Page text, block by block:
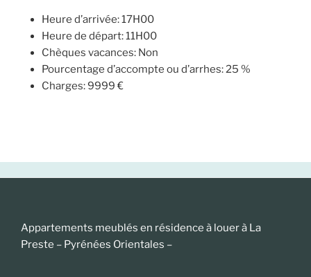
Heure d’arrivée: 17H00
Heure de départ: 11H00
Chèques vacances: Non
Pourcentage d’accompte ou d’arrhes: 25 %
Charges: 9999 €
Appartements meublés en résidence à louer à La
Preste – Pyrénées Orientales –